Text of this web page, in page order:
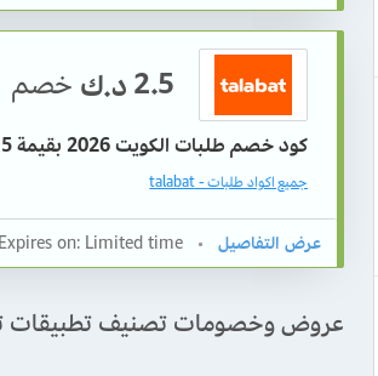
2.5د.ك خصم
كود خصم طلبات الكويت 2026 بقيمة 2.5 دينار كويتي
جميع اكواد طلبات - talabat
Expires on: Limited time
عروض وخصومات تصنيف تطبيقات